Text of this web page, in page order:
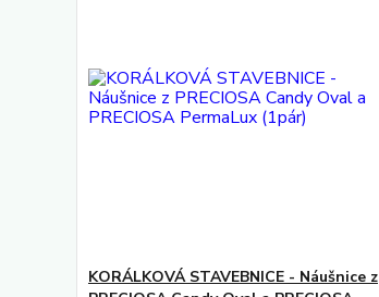
KORÁLKOVÁ STAVEBNICE - Náušnice z